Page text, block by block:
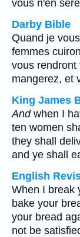
vous n'en
Darby Bible
Quand je
femmes
vous rendront
mangerez, et
King James
Andwhen I
ten women
they shall
and ye shall
English
When I break
bake your
your bread
not be